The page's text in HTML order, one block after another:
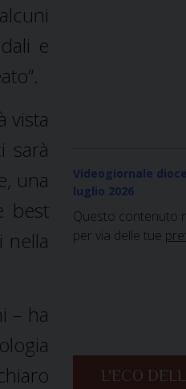
e
vista
sarà
una
best
nella
– ha
Videogiornale
luglio 2026
Questo contenuto
per via delle tue
L'ECO